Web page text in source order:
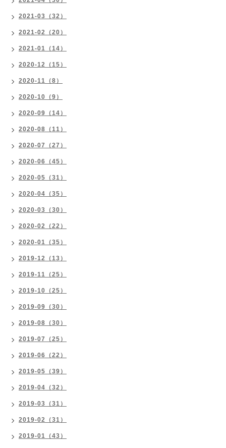
2021-03（32）
2021-02（20）
2021-01（14）
2020-12（15）
2020-11（8）
2020-10（9）
2020-09（14）
2020-08（11）
2020-07（27）
2020-06（45）
2020-05（31）
2020-04（35）
2020-03（30）
2020-02（22）
2020-01（35）
2019-12（13）
2019-11（25）
2019-10（25）
2019-09（30）
2019-08（30）
2019-07（25）
2019-06（22）
2019-05（39）
2019-04（32）
2019-03（31）
2019-02（31）
2019-01（43）